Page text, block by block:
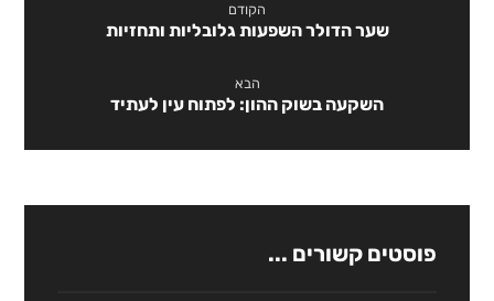
הקודם
שער הדולר השפעות גלובליות ותחזיות
הבא
השקעה בשוק ההון: לפתוח עין לעתיד
פוסטים קשורים ...